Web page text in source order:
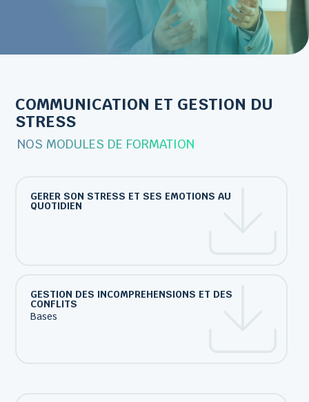
COMMUNICATION ET GESTION DU
STRESS
NOS MODULES DE FORMATION
GERER SON STRESS ET SES EMOTIONS AU
QUOTIDIEN
GESTION DES INCOMPREHENSIONS ET DES
CONFLITS
Bases